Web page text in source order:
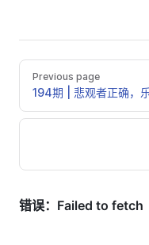
Previous page
194期 | 悲观者正确，